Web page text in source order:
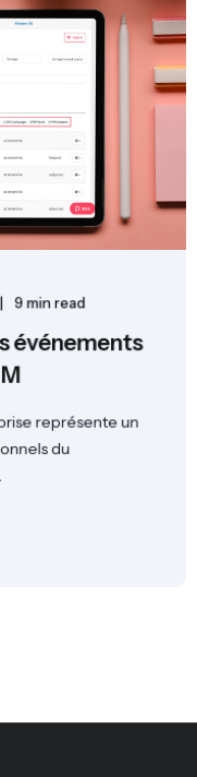
9 min read
événements
représente un
du